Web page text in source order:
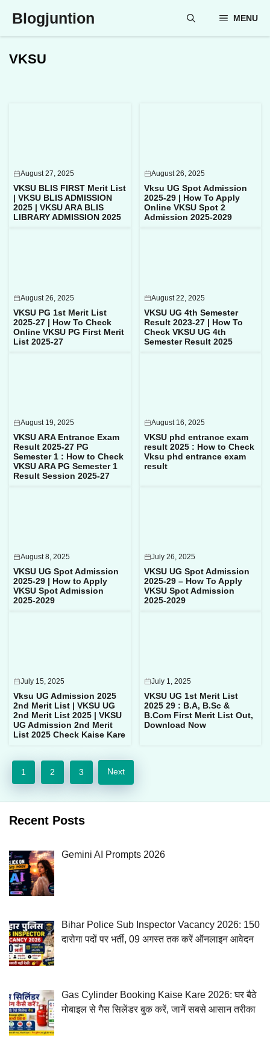
content
Blogjuntion MENU
VKSU
August 27, 2025
VKSU BLIS FIRST Merit List
| VKSU BLIS ADMISSION
2025 | VKSU ARA BLIS
LIBRARY ADMISSION 2025
August 26, 2025
Vksu UG Spot Admission
2025-29 | How To Apply
Online VKSU Spot 2
Admission 2025-2029
August 26, 2025
VKSU PG 1st Merit List
2025-27 | How To Check
Online VKSU PG First Merit
List 2025-27
August 22, 2025
VKSU UG 4th Semester
Result 2023-27 | How To
Check VKSU UG 4th
Semester Result 2025
August 19, 2025
VKSU ARA Entrance Exam
Result 2025-27 PG
Semester 1 : How to Check
VKSU ARA PG Semester 1
Result Session 2025-27
August 16, 2025
VKSU phd entrance exam
result 2025 : How to Check
Vksu phd entrance exam
result
August 8, 2025
VKSU UG Spot Admission
2025-29 | How to Apply
VKSU Spot Admission
2025-2029
July 26, 2025
VKSU UG Spot Admission
2025-29 – How To Apply
VKSU Spot Admission
2025-2029
July 15, 2025
Vksu UG Admission 2025
2nd Merit List | VKSU UG
2nd Merit List 2025 | VKSU
UG Admission 2nd Merit
List 2025 Check Kaise Kare
July 1, 2025
VKSU UG 1st Merit List
2025 29 : B.A, B.Sc &
B.Com First Merit List Out,
Download Now
1 2 3 Next
Recent Posts
Gemini AI Prompts 2026
Bihar Police Sub Inspector Vacancy 2026: 150
दारोगा पदों पर भर्ती, 09 अगस्त तक करें ऑनलाइन आवेदन
Gas Cylinder Booking Kaise Kare 2026: घर बैठे
मोबाइल से गैस सिलेंडर बुक करें, जानें सबसे आसान तरीका